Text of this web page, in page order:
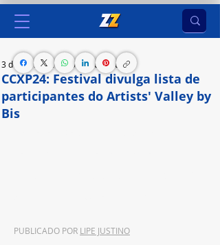
CCXP24: Festival divulga lista de
participantes do Artists' Valley by
Bis
3 de nov. de 2024 5 min de leitura
PUBLICADO POR LIPE JUSTINO